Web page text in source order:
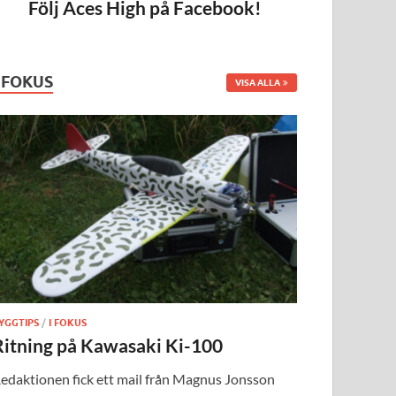
Följ Aces High på Facebook!
VISA ALLA
/I FOKUS
på Kawasaki Ki-100
fick ett mail från Magnus Jonsson